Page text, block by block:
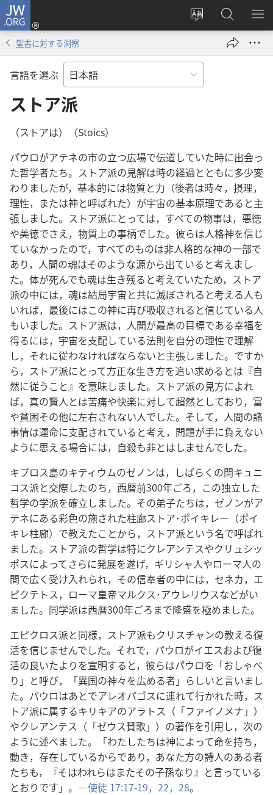
JW.ORG
サ
ト
の
言
る
ロ
グ
ン
し
開
く）
JW.ORG
の
検
メ
を
聖書に対する洞察
言語を選ぶ
ストア派
（ストアは）（Stoics）
パウロがアテネの市の立つ広場で伝道していた時に出会っ
た哲学者たち。ストア派の見解は時の経過とともに多少変
わりましたが，基本的には物質と力（後者は時々，摂理，
理性，または神と呼ばれた）が宇宙の基本原理であると主
張しました。ストア派にとっては，すべての物事は，悪徳
や美徳でさえ，物質上の事柄でした。彼らは人格神を信じ
ていなかったので，すべてのものは非人格的な神の一部で
あり，人間の魂はそのような源から出ていると考えまし
た。体が死んでも魂は生き残ると考えていたため，ストア
派の中には，魂は結局宇宙と共に滅ぼされると考える人も
いれば，最後にはこの神に再び吸収されると信じている人
もいました。ストア派は，人間が最高の目標である幸福を
得るには，宇宙を支配している法則を自分の理性で理解
し，それに従わなければならないと主張しました。ですか
ら，ストア派にとって方正な生き方を追い求めるとは『自
然に従うこと』を意味しました。ストア派の見方によれ
ば，真の賢人とは苦痛や快楽に対して超然としており，富
や貧困その他に左右されない人でした。そして，人間の諸
事情は運命に支配されていると考え，問題が手に負えない
ように思える場合には，自殺も非とはしませんでした。
キプロス島のキティウムのゼノンは，しばらくの間キュニ
コス派と交際したのち，西暦前300年ごろ，この独立した
哲学の学派を確立しました。その弟子たちは，ゼノンがア
テネにある彩色の施された柱廊ストア･ポイキレー（ポイ
キレ柱廊）で教えたことから，ストア派という名で呼ばれ
ました。ストア派の哲学は特にクレアンテスやクリュシッ
ポスによってさらに発展を遂げ，ギリシャ人やローマ人の
間で広く受け入れられ，その信奉者の中には，セネカ，エ
ピクテトス，ローマ皇帝マルクス･アウレリウスなどがい
ました。同学派は西暦300年ごろまで隆盛を極めました。
エピクロス派と同様，ストア派もクリスチャンの教える復
活を信じませんでした。それで，パウロがイエスおよび復
活の良いたよりを宣明すると，彼らはパウロを「おしゃべ
り」と呼び，「異国の神々を広める者」らしいと言いまし
た。パウロはあとでアレオパゴスに連れて行かれた時，ス
トア派に属するキリキアのアラトス（「ファイノメナ」）
やクレアンテス（「ゼウス賛歌」）の著作を引用し，次の
ように述べました。「わたしたちは神によって命を持ち，
動き，存在しているからであり，あなた方の詩人のある者
たちも，『そはわれらはまたその子孫なり』と言っている
とおりです」。―使徒 17:17-19， 22， 28。